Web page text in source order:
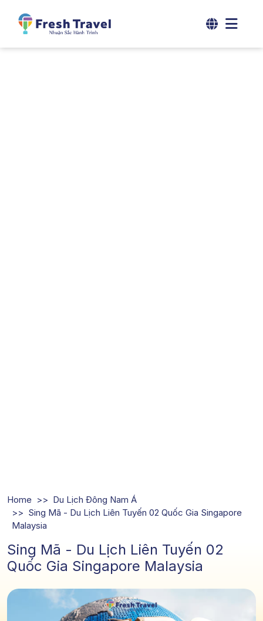
Home
Du Lịch Đông Nam Á
Sing Mã - Du Lịch Liên Tuyến 02 Quốc Gia Singapore
Malaysia
Sing Mã - Du Lịch Liên Tuyến 02
Quốc Gia Singapore Malaysia